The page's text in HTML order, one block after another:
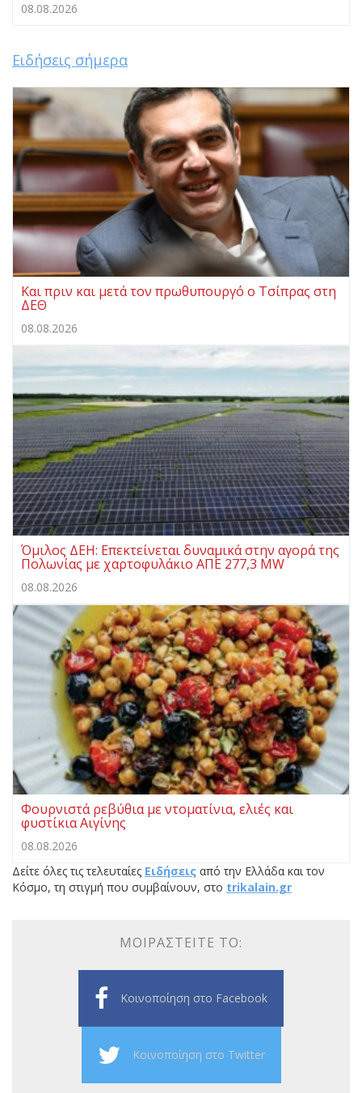
08.08.2026
Ειδήσεις σήμερα
Και πριν και μετά τον πρωθυπουργό ο Τσίπρας στη
ΔΕΘ
08.08.2026
Όμιλος ΔΕΗ: Επεκτείνεται δυναμικά στην αγορά της
Πολωνίας με χαρτοφυλάκιο ΑΠΕ 277,3 MW
08.08.2026
Φουρνιστά ρεβύθια με ντοματίνια, ελιές και
φυστίκια Αιγίνης
08.08.2026
Δείτε όλες τις τελευταίες Ειδήσεις από την Ελλάδα και τον
Κόσμο, τη στιγμή που συμβαίνουν, στο trikalain.gr
ΜΟΙΡΑΣΤΕΊΤΕ ΤΟ:
Κοινοποίηση στο Facebook
Κοινοποίηση στο Twitter